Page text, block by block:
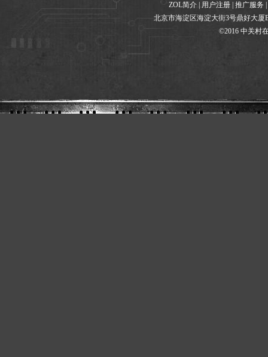
ZOL简介 用户注册 推广服务
北京市海淀区海淀大街3号鼎好大厦
©2016 中关村